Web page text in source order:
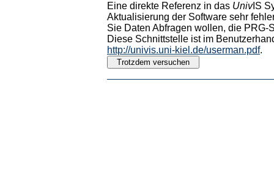
Eine direkte Referenz in das UnivIS
Aktualisierung der Software sehr
Sie Daten Abfragen wollen, die PRG-
Diese Schnittstelle ist im
http://univis.uni-kiel.de/userman.pdf.